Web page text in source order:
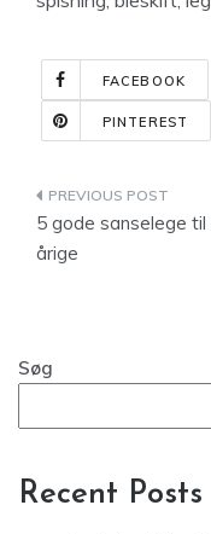
FACEBOOK
PINTEREST
5 gode sanselege til
årige
Søg
Recent Posts